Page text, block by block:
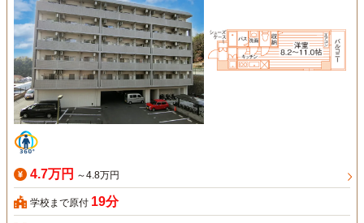
4.7万円 ～4.8万円
学校まで原付 19分